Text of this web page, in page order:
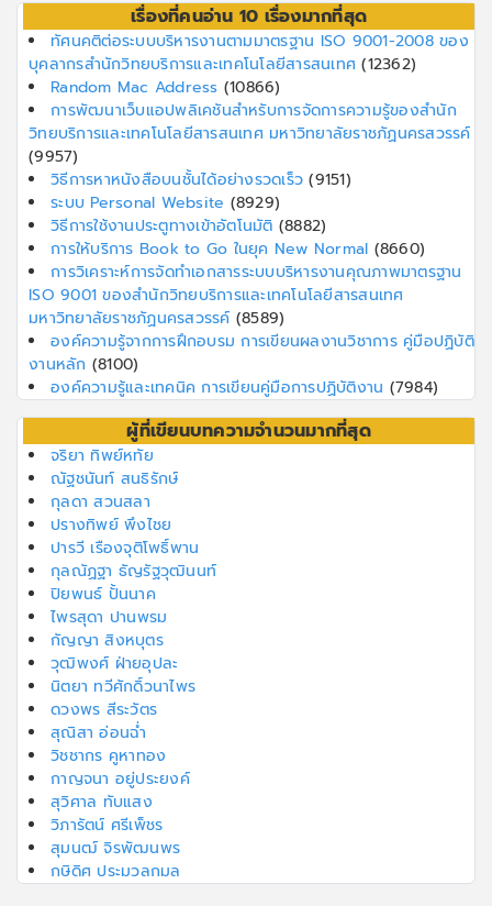
เรื่องที่คนอ่าน 10 เรื่องมากที่สุด
ทัศนคติต่อระบบบริหารงานตามมาตรฐาน ISO 9001-2008 ของ
บุคลากรสำนักวิทยบริการและเทคโนโลยีสารสนเทศ(12362)
Random Mac Address (10866)
การพัฒนาเว็บแอปพลิเคชันสำหรับการจัดการความรู้ของสํานัก
วิทยบริการและเทคโนโลยีสารสนเทศ มหาวิทยาลัยราชภัฏนครสวรรค์
(9957)
วิธีการหาหนังสือบนชั้นได้อย่างรวดเร็ว(9151)
ระบบ Personal Website (8929)
วิธีการใช้งานประตูทางเข้าอัตโนมัติ (8882)
การให้บริการ Book to Go ในยุค New Normal (8660)
การวิเคราะห์การจัดทำเอกสารระบบบริหารงานคุณภาพมาตรฐาน
ISO 9001 ของสำนักวิทยบริการและเทคโนโลยีสารสนเทศ
มหาวิทยาลัยราชภัฏนครสวรรค์ (8589)
องค์ความรู้จากการฝึกอบรม การเขียนผลงานวิชาการ คู่มือปฏิบัติ
งานหลัก (8100)
องค์ความรู้และเทคนิค การเขียนคู่มือการปฏิบัติงาน (7984)
ผู้ที่เขียนบทความจำนวนมากที่สุด
จริยา ทิพย์หทัย
ณัฐชนันท์ สนธิรักษ์
กุลดา สวนสลา
ปรางทิพย์ พึงไชย
ปารวี เรืองจุติโพธิ์พาน
กุลณัฏฐา ธัญรัฐวุฒินนท์
ปิยพนธ์ ปั้นนาค
ไพรสุดา ปานพรม
กัญญา สิงหบุตร
วุฒิพงศ์ ฝ่ายอุปละ
นิตยา ทวีศักดิ์วนาไพร
ดวงพร สีระวัตร
สุณิสา อ่อนฉ่ำ
วิชชากร คูหาทอง
กาญจนา อยู่ประยงค์
สุวิศาล ทับแสง
วิภารัตน์ ศรีเพ็ชร
สุมนฒ์ จิรพัฒนพร
กษิดิศ ประมวลกมล